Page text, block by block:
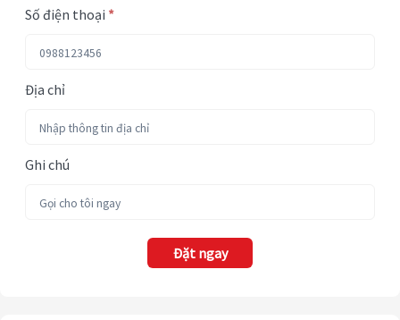
Số điện thoại *
Địa chỉ
Ghi chú
Đặt ngay